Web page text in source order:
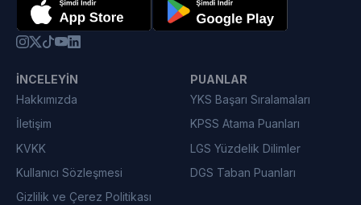
İNCELEYIN
Hakkımızda
İletişim
KVKK
Kullanıcı Sözleşmesi
Gizlilik ve Çerez Politikası
PUANLAR
YKS Başarı Sıralamaları
KPSS Atama Puanları
LGS Yüzdelik Dilimler
DGS Taban Puanları